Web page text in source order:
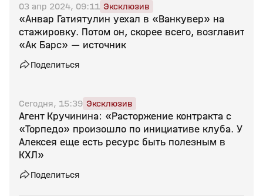
03 апр 2024, 09:11 Эксклюзив
«Анвар Гатиятулин уехал в «Ванкувер» на
стажировку. Потом он, скорее всего, возглавит
«Ак Барс» — источник
Поделиться
Сегодня, 15:39 Эксклюзив
Агент Кручинина: «Расторжение контракта с
«Торпедо» произошло по инициативе клуба. У
Алексея еще есть ресурс быть полезным в
КХЛ»
Поделиться